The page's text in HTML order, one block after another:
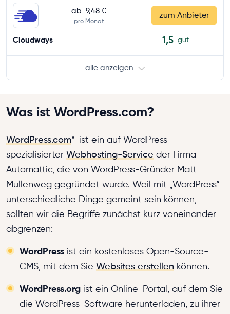
ab 9,48 €
pro Monat
zum Anbieter
Cloudways 1,5 gut
alle anzeigen
Was ist WordPress.com?
WordPress.com* ist ein auf WordPress
spezialisierter Webhosting-Service der Firma
Automattic, die von WordPress-Gründer Matt
Mullenweg gegründet wurde. Weil mit „WordPress“
unterschiedliche Dinge gemeint sein können,
sollten wir die Begriffe zunächst kurz voneinander
abgrenzen:
WordPress ist ein kostenloses Open-Source-
CMS, mit dem Sie Websites erstellen können.
WordPress.org ist ein Online-Portal, auf dem Sie
die WordPress-Software herunterladen, zu ihrer